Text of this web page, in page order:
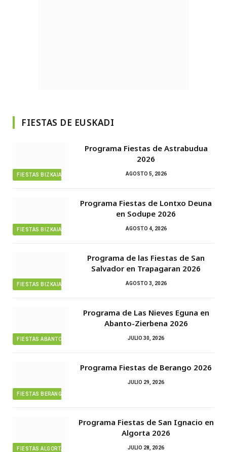
FIESTAS DE EUSKADI
FIESTAS BIZKAIA
Programa Fiestas de Astrabudua
2026
AGOSTO 5, 2026
FIESTAS BIZKAIA
Programa Fiestas de Lontxo Deuna
en Sodupe 2026
AGOSTO 4, 2026
FIESTAS BIZKAIA
Programa de las Fiestas de San
Salvador en Trapagaran 2026
AGOSTO 3, 2026
FIESTAS ABANTO ZIERBENA
Programa de Las Nieves Eguna en
Abanto-Zierbena 2026
JULIO 30, 2026
FIESTAS BERANGO
Programa Fiestas de Berango 2026
JULIO 29, 2026
FIESTAS ALGORTA
Programa Fiestas de San Ignacio en
Algorta 2026
JULIO 28, 2026